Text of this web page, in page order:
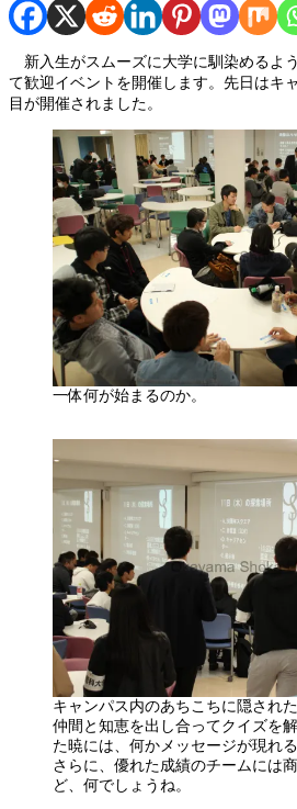
新入生がスムーズに大学に馴染めるよ
て歓迎イベントを開催します。先日はキ
目が開催されました。
一体何が始まるのか。
キャンパス内のあちこちに隠され
仲間と知恵を出し合ってクイズを
た暁には、何かメッセージが現れ
さらに、優れた成績のチームには
ど、何でしょうね。